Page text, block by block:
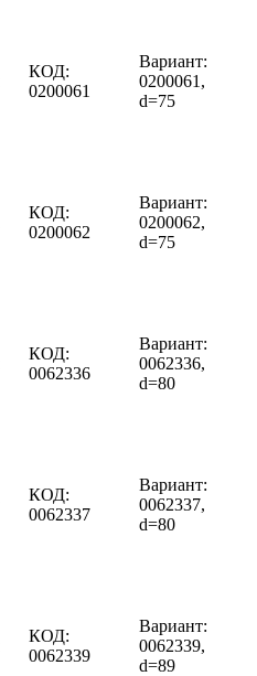
КОД:
0200061
Вариант:
0200061,
d=75
КОД:
0200062
Вариант:
0200062,
d=75
КОД:
0062336
Вариант:
0062336,
d=80
КОД:
0062337
Вариант:
0062337,
d=80
КОД:
0062339
Вариант:
0062339,
d=89